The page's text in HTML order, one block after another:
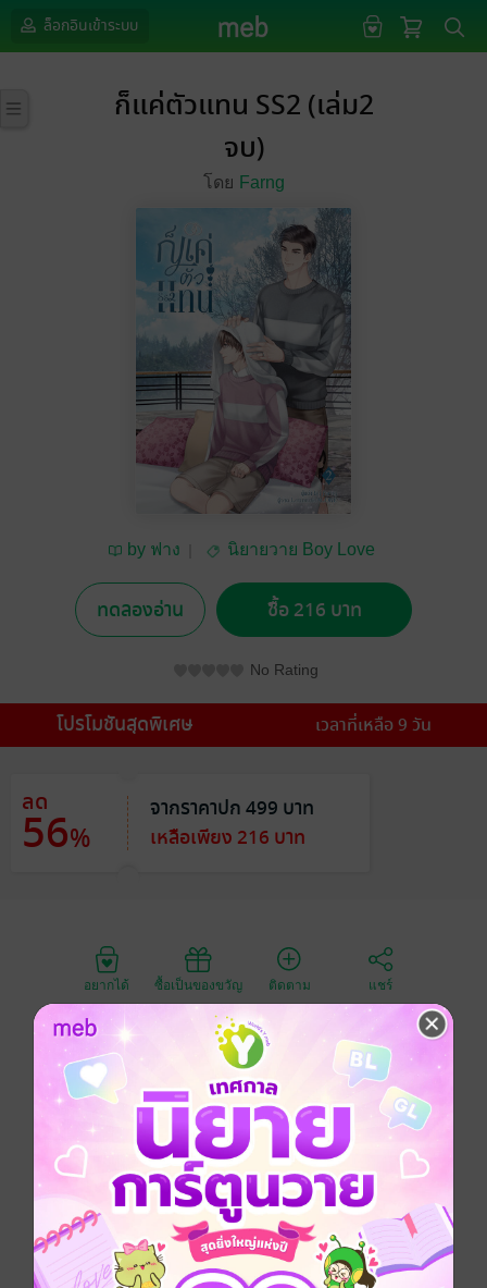
ล็อกอินเข้าระบบ
ก็แค่ตัวแทน SS2 (เล่ม2
จบ)
โดย Farng
by ฟาง
นิยายวาย Boy Love
ทดลองอ่าน ซื้อ 216 บาท
No Rating
โปรโมชันสุดพิเศษ เวลาที่เหลือ 9 วัน
ลด
56%
จากราคาปก 499 บาท
เหลือเพียง 216 บาท
อยากได้ ซื้อเป็นของขวัญ ติดตาม แชร์
"เราจะบอกรักกันไปจนถึงวันที่อ้าปากพูดไม่ไหว แม้ในวันที่
เรี่ยวแรงเหือดแห้งหายไป ขอเพียงแค่มีน้ำตาไหลซึมออก
มา เราก็ต่างรู้ดีว่า...ในใจนั้นรักกันมากเหลือเกิน"
เพราะการแต่งงานไม่ใช่จุดจบแต่เป็นจุดเริ่มต้นของความ
วุ่นวายในชีวิตต่างหาก แล้ว "มินตรากับตุลย์" คุณแม่คุณ
พ่อลูกสามจะรับมือกับติณฑ์ เตมิศา ตามรัก กุลปรีดาพงษ์
ยังไง
พบกับภาคต่อของ 'ก็แค่ตัวแทน' ในเวอร์ชันที่ความเจ็บปวด